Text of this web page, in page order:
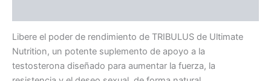
Libere el poder de rendimiento de TRIBULUS de Ultimate
Nutrition, un potente suplemento de apoyo a la
testosterona diseñado para aumentar la fuerza, la